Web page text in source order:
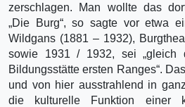
zerschlagen. Man wollte das
„Die Burg“, so sagte vor etwa
Wildgans (1881 – 1932),
sowie 1931 / 1932, sei „gleich
Bildungsstätte ersten Ranges“.
und von hier ausstrahlend in
die kulturelle Funktion einer